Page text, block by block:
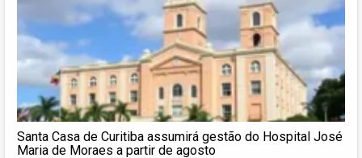
Santa Casa de Curitiba assumirá gestão do Hospital José
Maria de Moraes a partir de agosto